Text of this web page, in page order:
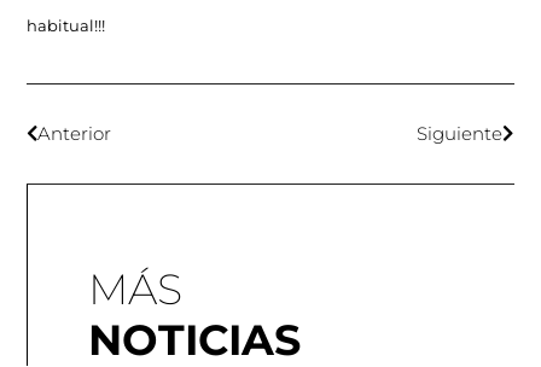
habitual!!!
Anterior Siguiente
MÁS
NOTICIAS